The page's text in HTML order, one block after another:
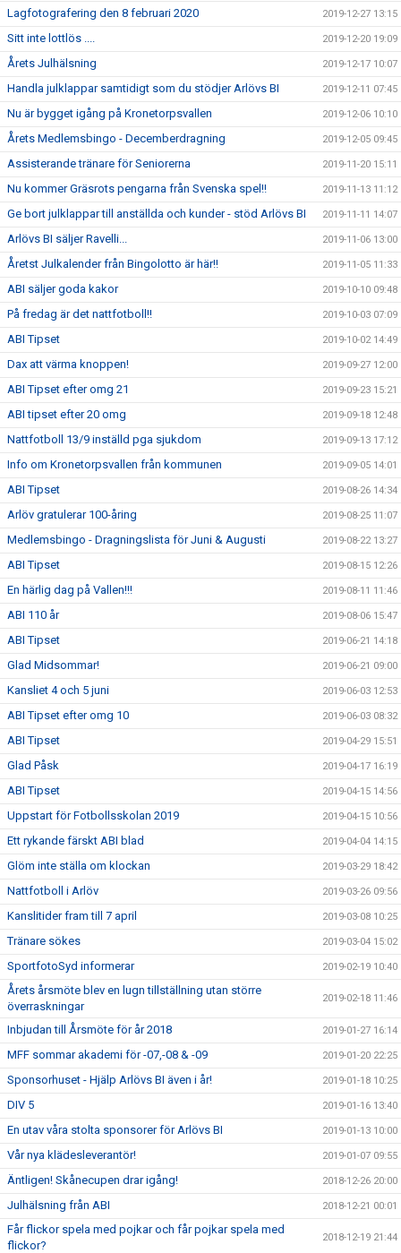
Lagfotografering den 8 februari 2020 2019-12-27 13:15
Sitt inte lottlös .... 2019-12-20 19:09
Årets Julhälsning 2019-12-17 10:07
Handla julklappar samtidigt som du stödjer Arlövs BI 2019-12-11 07:45
Nu är bygget igång på Kronetorpsvallen 2019-12-06 10:10
Årets Medlemsbingo - Decemberdragning 2019-12-05 09:45
Assisterande tränare för Seniorerna 2019-11-20 15:11
Nu kommer Gräsrots pengarna från Svenska spel!! 2019-11-13 11:12
Ge bort julklappar till anställda och kunder - stöd Arlövs BI 2019-11-11 14:07
Arlövs BI säljer Ravelli... 2019-11-06 13:00
Åretst Julkalender från Bingolotto är här!! 2019-11-05 11:33
ABI säljer goda kakor 2019-10-10 09:48
På fredag är det nattfotboll!! 2019-10-03 07:09
ABI Tipset 2019-10-02 14:49
Dax att värma knoppen! 2019-09-27 12:00
ABI Tipset efter omg 21 2019-09-23 15:21
ABI tipset efter 20 omg 2019-09-18 12:48
Nattfotboll 13/9 inställd pga sjukdom 2019-09-13 17:12
Info om Kronetorpsvallen från kommunen 2019-09-05 14:01
ABI Tipset 2019-08-26 14:34
Arlöv gratulerar 100-åring 2019-08-25 11:07
Medlemsbingo - Dragningslista för Juni & Augusti 2019-08-22 13:27
ABI Tipset 2019-08-15 12:26
En härlig dag på Vallen!!! 2019-08-11 11:46
ABI 110 år 2019-08-06 15:47
ABI Tipset 2019-06-21 14:18
Glad Midsommar! 2019-06-21 09:00
Kansliet 4 och 5 juni 2019-06-03 12:53
ABI Tipset efter omg 10 2019-06-03 08:32
ABI Tipset 2019-04-29 15:51
Glad Påsk 2019-04-17 16:19
ABI Tipset 2019-04-15 14:56
Uppstart för Fotbollsskolan 2019 2019-04-15 10:56
Ett rykande färskt ABI blad 2019-04-04 14:15
Glöm inte ställa om klockan 2019-03-29 18:42
Nattfotboll i Arlöv 2019-03-26 09:56
Kanslitider fram till 7 april 2019-03-08 10:25
Tränare sökes 2019-03-04 15:02
SportfotoSyd informerar 2019-02-19 10:40
Årets årsmöte blev en lugn tillställning utan större
överraskningar
2019-02-18 11:46
Inbjudan till Årsmöte för år 2018 2019-01-27 16:14
MFF sommar akademi för -07,-08 & -09 2019-01-20 22:25
Sponsorhuset - Hjälp Arlövs BI även i år! 2019-01-18 10:25
DIV 5 2019-01-16 13:40
En utav våra stolta sponsorer för Arlövs BI 2019-01-13 10:00
Vår nya klädesleverantör! 2019-01-07 09:55
Äntligen! Skånecupen drar igång! 2018-12-26 20:00
Julhälsning från ABI 2018-12-21 00:01
Får flickor spela med pojkar och får pojkar spela med
flickor?
2018-12-19 21:44